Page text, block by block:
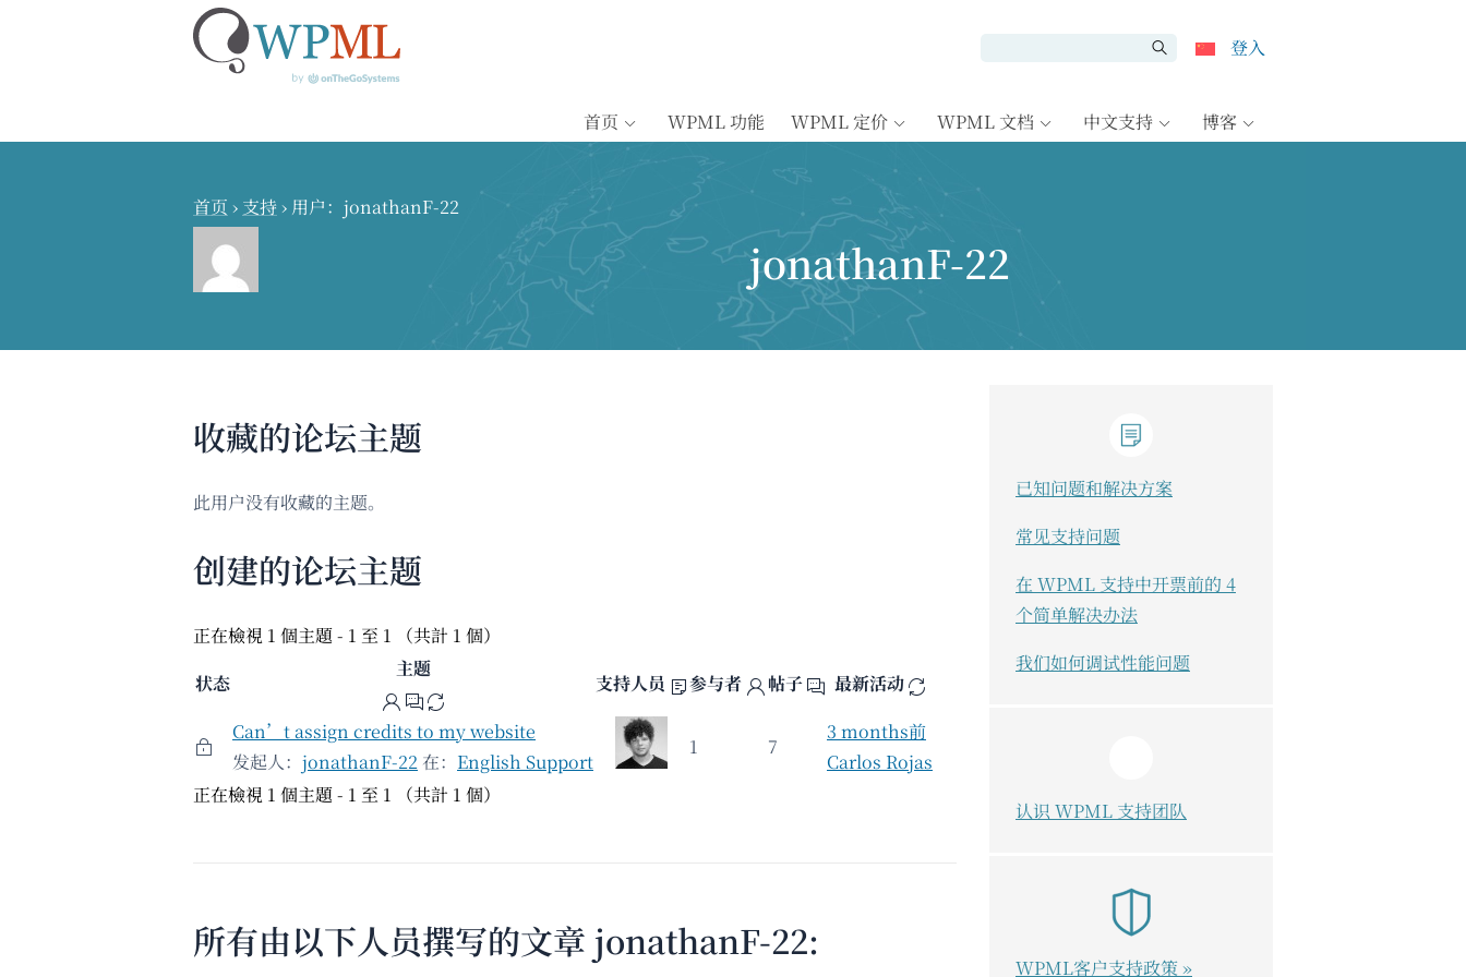
登入
首页 WPML 功能 WPML 定价 WPML 文档 中文支持 博客
首页 › 支持› 用户：jonathanF-22
jonathanF-22
收藏的论坛主题
此用户没有收藏的主题。
创建的论坛主题
正在檢視 1 個主題 - 1 至 1 （共計 1 個）
状态
主题
支持人员 参与者 帖子
最新活动
Can’t assign credits to my website
发起人： jonathanF-22 在： English Support
1 7
3 months前
Carlos Rojas
正在檢視 1 個主題 - 1 至 1 （共計 1 個）
所有由以下人员撰写的文章 jonathanF-22:
已知问题和解决方案
常见支持问题
在 WPML 支持中开票前的 4
个简单解决办法
我们如何调试性能问题
认识 WPML 支持团队
WPML客户支持政策 »